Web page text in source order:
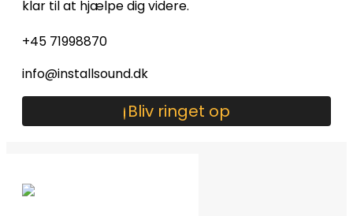
klar til at hjælpe dig videre.
+45 71998870
info@installsound.dk
Bliv ringet op